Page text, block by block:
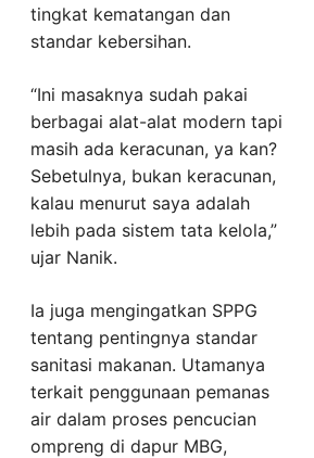
tingkat kematangan dan
standar kebersihan.
“Ini masaknya sudah pakai
berbagai alat-alat modern tapi
masih ada keracunan, ya kan?
Sebetulnya, bukan keracunan,
kalau menurut saya adalah
lebih pada sistem tata kelola,”
ujar Nanik.
Ia juga mengingatkan SPPG
tentang pentingnya standar
sanitasi makanan. Utamanya
terkait penggunaan pemanas
air dalam proses pencucian
ompreng di dapur MBG,